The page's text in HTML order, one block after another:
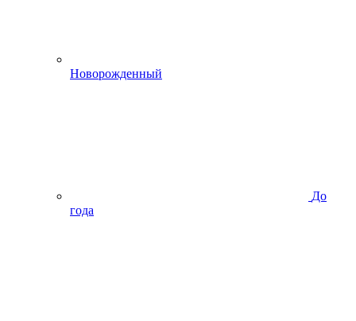
Новорожденный
До
года